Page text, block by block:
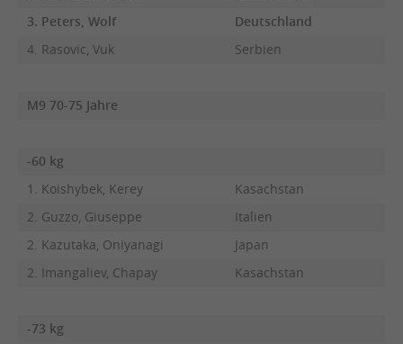
3. Peters, Wolf
Deutschland
4. Rasovic, Vuk
Serbien
M9 70-75 Jahre
-60 kg
1. Koishybek, Kerey
Kasachstan
2. Guzzo, Giuseppe
Italien
2. Kazutaka, Oniyanagi
Japan
2. Imangaliev, Chapay
Kasachstan
-73 kg